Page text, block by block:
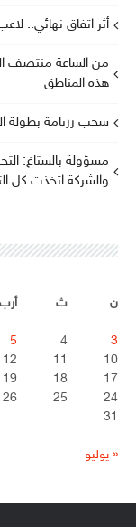
أثر اتفاق نهائي..
من الساعة منتصف
هذه المناطق
سحب رزنامة بطولة
والشركة اتخذت كل
ن
ث أرب
3
4
5
10
11
12
17
18
19
24
25
26
31
« يوليو